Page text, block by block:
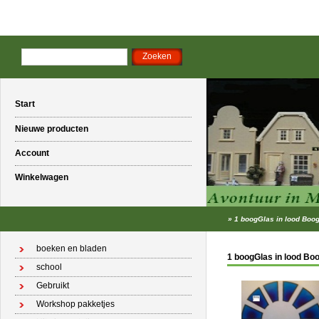
Start
Nieuwe producten
Account
Winkelwagen
» 1 boogGlas in lood
boeken en bladen
school
Gebruikt
Workshop pakketjes
1 boogGlas in lood